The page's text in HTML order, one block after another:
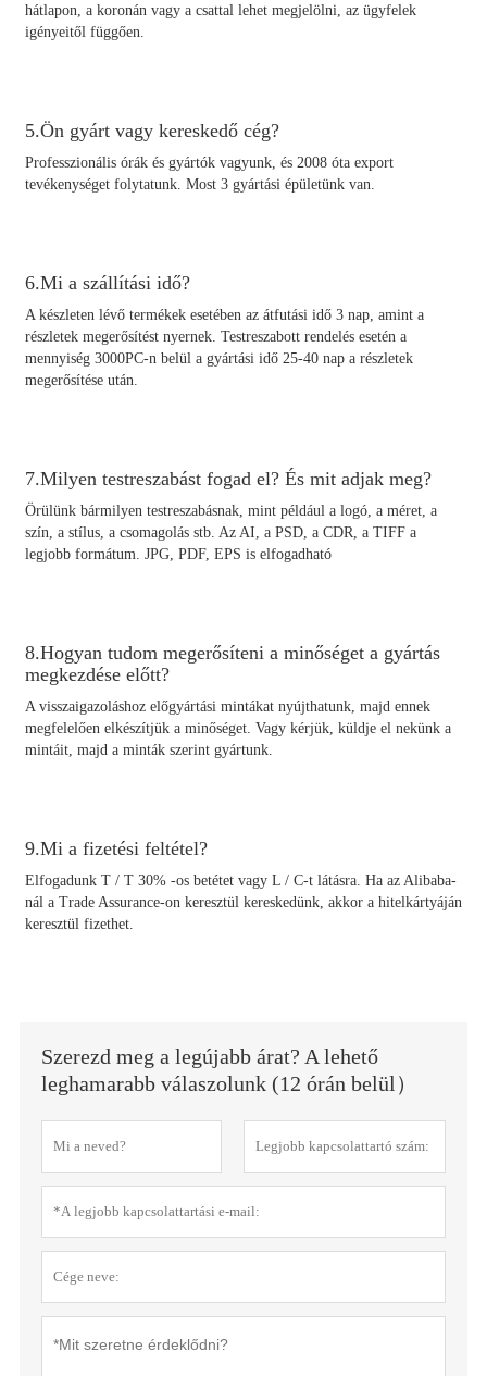
hátlapon, a koronán vagy a csattal lehet megjelölni, az ügyfelek
igényeitől függően.
5.Ön gyárt vagy kereskedő cég?
Professzionális órák és gyártók vagyunk, és 2008 óta export
tevékenységet folytatunk. Most 3 gyártási épületünk van.
6.Mi a szállítási idő?
A készleten lévő termékek esetében az átfutási idő 3 nap, amint a
részletek megerősítést nyernek. Testreszabott rendelés esetén a
mennyiség 3000PC-n belül a gyártási idő 25-40 nap a részletek
megerősítése után.
7.Milyen testreszabást fogad el? És mit adjak meg?
Örülünk bármilyen testreszabásnak, mint például a logó, a méret, a
szín, a stílus, a csomagolás stb. Az AI, a PSD, a CDR, a TIFF a
legjobb formátum. JPG, PDF, EPS is elfogadható
8.Hogyan tudom megerősíteni a minőséget a gyártás
megkezdése előtt?
A visszaigazoláshoz előgyártási mintákat nyújthatunk, majd ennek
megfelelően elkészítjük a minőséget. Vagy kérjük, küldje el nekünk a
mintáit, majd a minták szerint gyártunk.
9.Mi a fizetési feltétel?
Elfogadunk T / T 30% -os betétet vagy L / C-t látásra. Ha az Alibaba-
nál a Trade Assurance-on keresztül kereskedünk, akkor a hitelkártyáján
keresztül fizethet.
Szerezd meg a legújabb árat? A lehető
leghamarabb válaszolunk (12 órán belül）